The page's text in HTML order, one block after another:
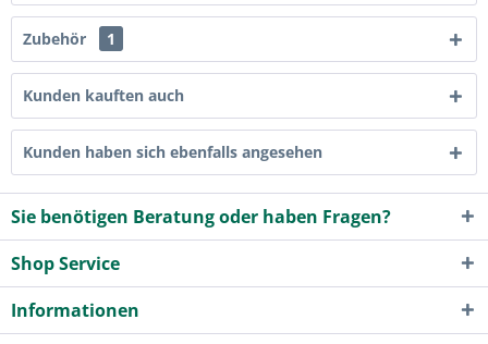
Zubehör 1
Kunden kauften auch
Kunden haben sich ebenfalls angesehen
Sie benötigen Beratung oder haben Fragen?
Shop Service
Informationen